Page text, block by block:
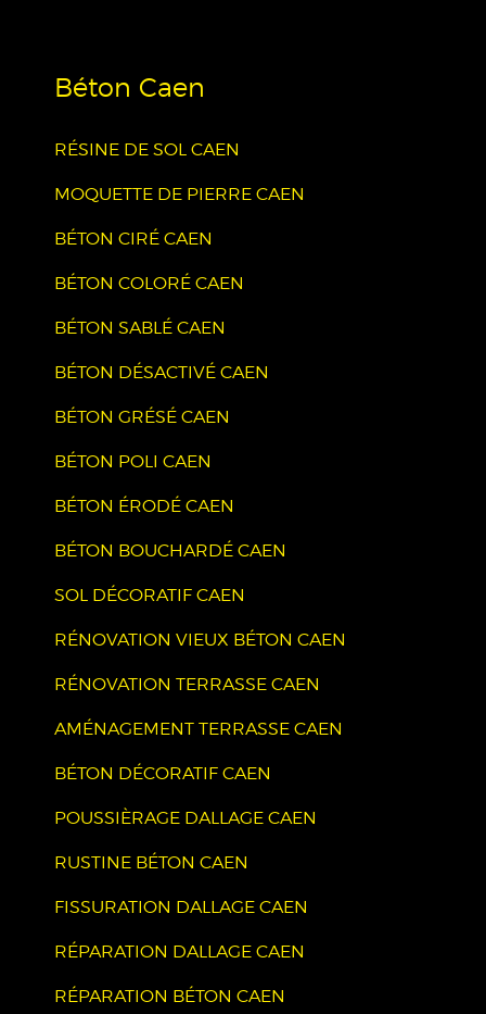
Béton Caen
RÉSINE DE SOL CAEN
MOQUETTE DE PIERRE CAEN
BÉTON CIRÉ CAEN
BÉTON COLORÉ CAEN
BÉTON SABLÉ CAEN
BÉTON DÉSACTIVÉ CAEN
BÉTON GRÉSÉ CAEN
BÉTON POLI CAEN
BÉTON ÉRODÉ CAEN
BÉTON BOUCHARDÉ CAEN
SOL DÉCORATIF CAEN
RÉNOVATION VIEUX BÉTON CAEN
RÉNOVATION TERRASSE CAEN
AMÉNAGEMENT TERRASSE CAEN
BÉTON DÉCORATIF CAEN
POUSSIÈRAGE DALLAGE CAEN
RUSTINE BÉTON CAEN
FISSURATION DALLAGE CAEN
RÉPARATION DALLAGE CAEN
RÉPARATION BÉTON CAEN